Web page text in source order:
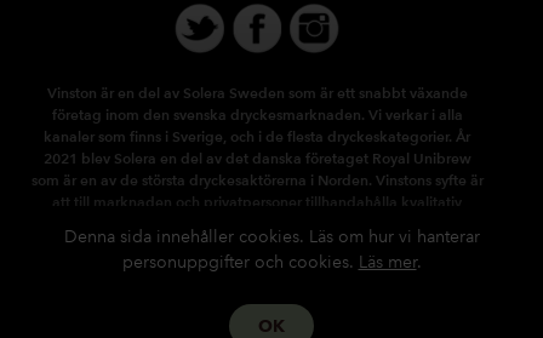
Denna sida innehåller cookies. Läs om hur vi hanterar
personuppgifter och cookies. Läs mer.
Vinston är en del av Solera Sweden som är ett snabbt växande
företag inom den svenska dryckesmarknaden. Vi verkar i alla
kanaler som finns i Sverige, och i de flesta dryckeskategorier. År
2021 blev Solera en del av det danska företaget Royal Unibrew
som är en av de största dryckesaktörerna i Norden. Vinstons syfte är
att till marknaden och privatpersoner tillhandahålla kvalitativ
marknadsföra de produkter som tillhandahålls av Solera Sweden
AB.